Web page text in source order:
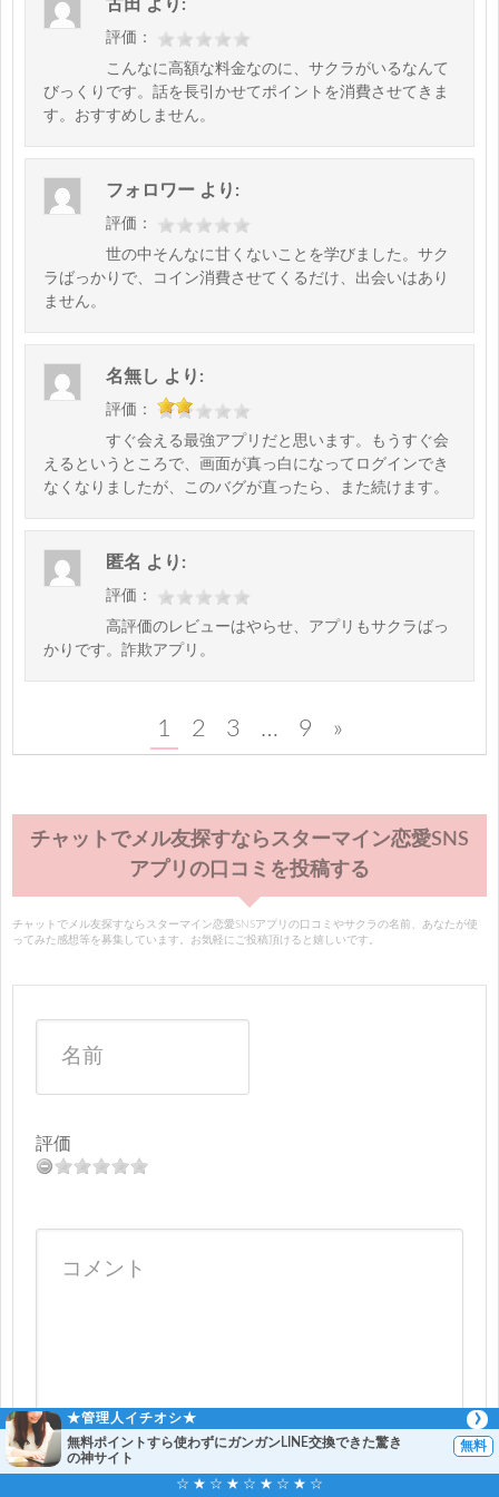
古田 より:
評価：
こんなに高額な料金なのに、サクラがいるなんて
びっくりです。話を長引かせてポイントを消費させてきま
す。おすすめしません。
フォロワー より:
評価：
世の中そんなに甘くないことを学びました。サク
ラばっかりで、コイン消費させてくるだけ、出会いはあり
ません。
名無し より:
評価：
すぐ会える最強アプリだと思います。もうすぐ会
えるというところで、画面が真っ白になってログインでき
なくなりましたが、このバグが直ったら、また続けます。
匿名 より:
評価：
高評価のレビューはやらせ、アプリもサクラばっ
かりです。詐欺アプリ。
1 2 3 … 9 »
チャットでメル友探すならスターマイン恋愛SNS
アプリの口コミを投稿する
チャットでメル友探すならスターマイン恋愛SNSアプリの口コミやサクラの名前、あなたが使
ってみた感想等を募集しています。お気軽にご投稿頂けると嬉しいです。
評価
★管理人イチオシ★
無料ポイントすら使わずにガンガンLINE交換できた驚き
の神サイト
☆ ★ ☆ ★ ☆ ★ ☆ ★ ☆